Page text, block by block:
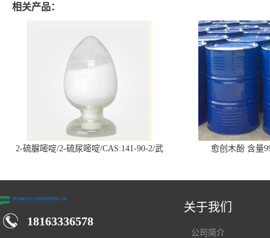
相关产品：
2-硫脲嘧啶/2-硫尿嘧啶/CAS:141-90-2/武
愈创木酚 含量
18163336578
关于我们
公司简介